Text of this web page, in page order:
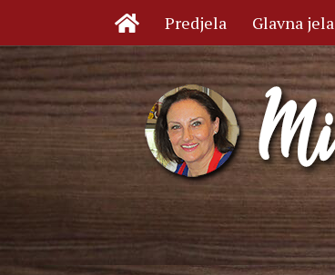
Skip to content Predjela Glavna jela